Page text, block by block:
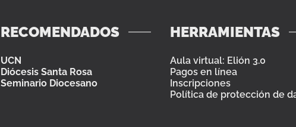
RECOMENDADOS
UCN
Diócesis Santa Rosa
Seminario Diocesano
HERRAMIENTAS
Aula virtual: Elión 3.0
Pagos en línea
Inscripciones
Política de protección de